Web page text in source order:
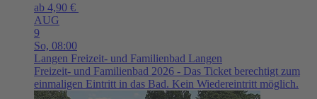
ab 4,90 €
AUG
9
So, 08:00
Langen Freizeit- und Familienbad Langen
Freizeit- und Familienbad 2026 - Das Ticket berechtigt zum
einmaligen Eintritt in das Bad. Kein Wiedereintritt möglich.